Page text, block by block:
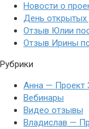
Новости о
День открытых
Отзыв Юлии
Отзыв Ирины
Рубрики
Анна — Проект
Вебинары
Видео отзывы
Владислав —